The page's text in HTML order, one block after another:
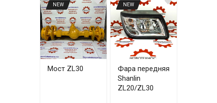
NEW
Мост ZL30
NEW
Фара передняя
Shanlin
ZL20/ZL30